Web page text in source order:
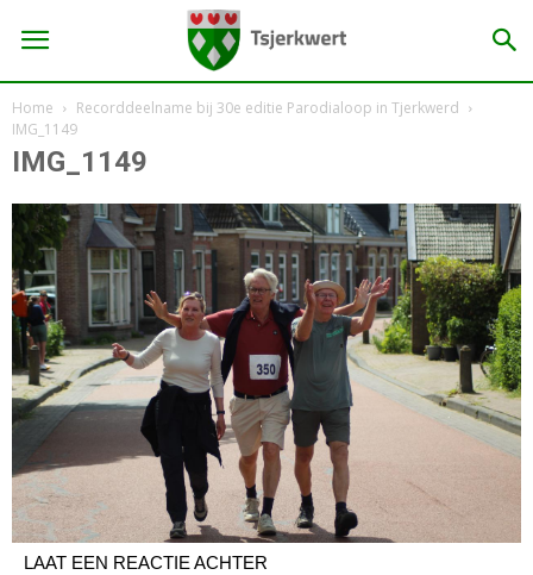
Home
Recorddeelname bij 30e editie Parodialoop in Tjerkwerd
IMG_1149
IMG_1149
LAAT EEN REACTIE ACHTER